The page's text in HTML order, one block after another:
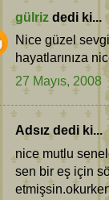
gülriz dedi ki...
Nice güzel
hayatlarınıza
27 Mayıs, 2008
Adsız dedi ki...
nice mutlu
sen bir eş için